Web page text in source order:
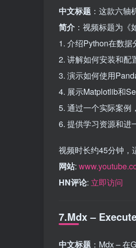
中文标题 ：这款六
简介 ：视频标题为《
1. 介绍Python在数据
2. 讲解如何安装和配
3. 演示如何使用
4. 展示Matplotlib和
5. 通过一个实际案例
6. 提供学习资源和进
视频时长约45分钟，
网站:
HN评论: 立即访问
7.Mdx –
中文标题 ：Mdx –